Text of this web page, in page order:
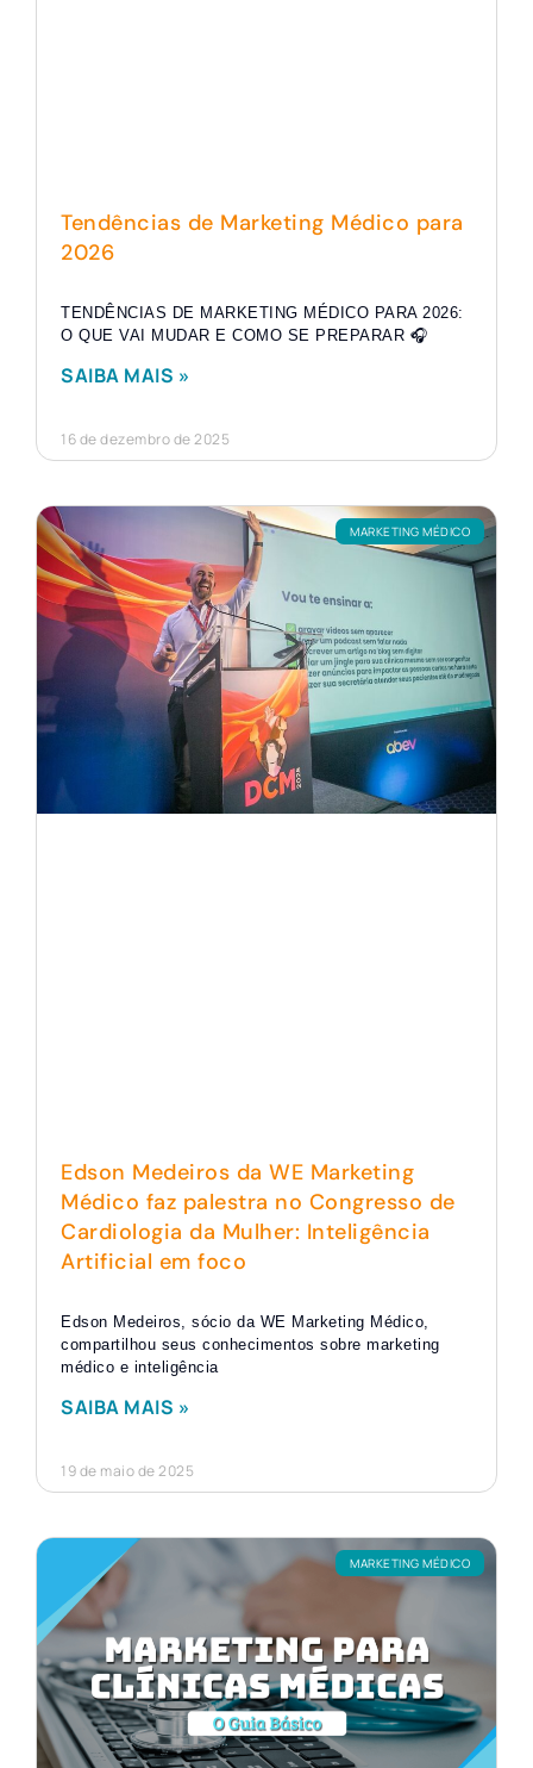
Tendências de Marketing Médico para
2026
TENDÊNCIAS DE MARKETING MÉDICO PARA 2026:
O QUE VAI MUDAR E COMO SE PREPARAR 🎧
SAIBA MAIS »
16 de dezembro de 2025
MARKETING MÉDICO
Edson Medeiros da WE Marketing
Médico faz palestra no Congresso de
Cardiologia da Mulher: Inteligência
Artificial em foco
Edson Medeiros, sócio da WE Marketing Médico,
compartilhou seus conhecimentos sobre marketing
médico e inteligência
SAIBA MAIS »
19 de maio de 2025
MARKETING MÉDICO